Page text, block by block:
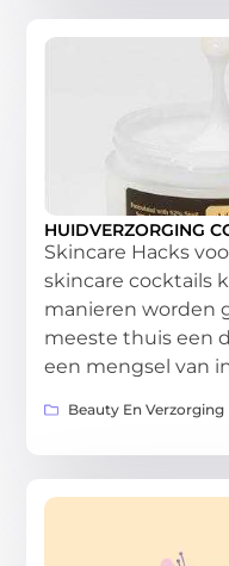
HUIDVERZORGING
Skincare Hacks
skincare cocktails
manieren worden
meeste thuis een
een mengsel van
Beauty En Verzorging